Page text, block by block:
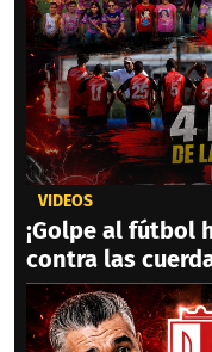
VIDEOS
¡Golpe al fútbol
contra las